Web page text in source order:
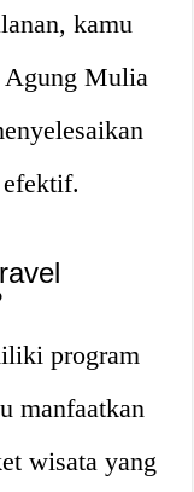
kamu
Agung Mulia
efektif.
program
manfaatkan
wisata yang